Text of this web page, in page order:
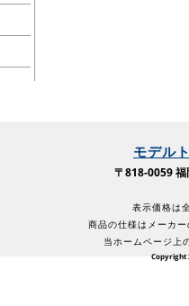
モデル
〒818-0059
表示価格は
商品の仕様はメーカ
当ホームページ上
Copyright